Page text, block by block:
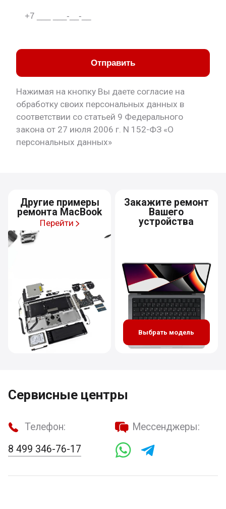
Отправить
Нажимая на кнопку Вы даете согласие на
обработку своих персональных данных в
соответствии со статьей 9 Федерального
закона от 27 июля 2006 г. N 152-ФЗ «О
персональных данных»
Другие примеры
ремонта MacBook
Перейти
Закажите ремонт
Вашего
устройства
Выбрать модель
Сервисные центры
Телефон:
8 499 346-76-17
Мессенджеры: